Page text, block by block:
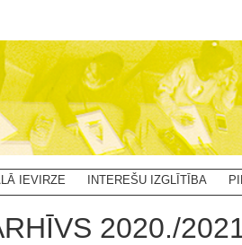
IEVIRZE INTEREŠU IZGLĪTĪBA
2020./